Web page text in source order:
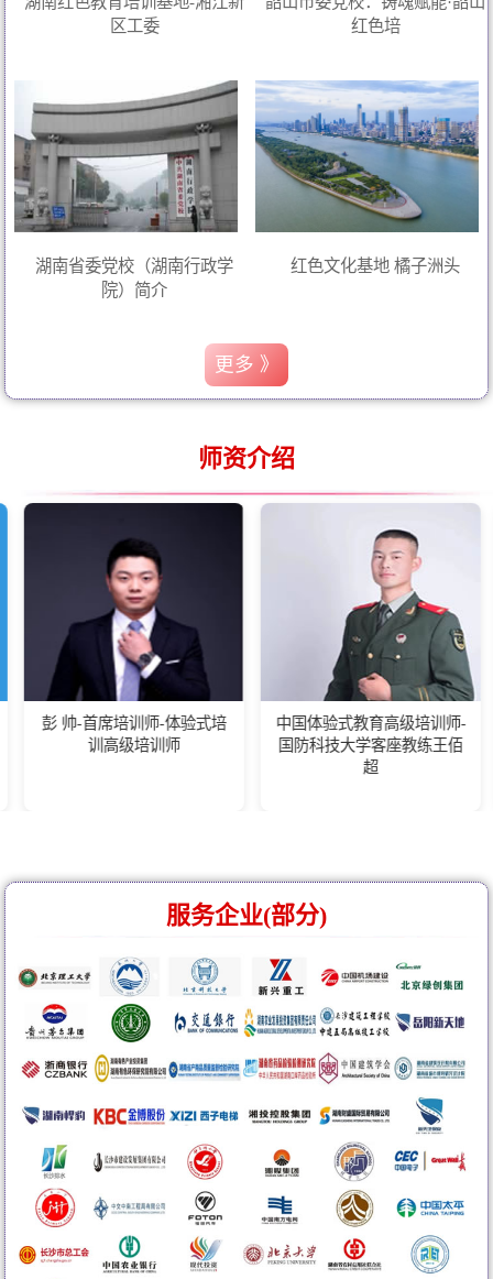
区工委
红色培
湖南省委党校（湖南行政学
院）简介
红色文化基地 橘子洲头
更多 》
师资介绍
-首席培训师-体验式培
训高级培训师
中国体验式教育高级培训师-
国防科技大学客座教练王佰
湖南
会长,
服务企业(部分)